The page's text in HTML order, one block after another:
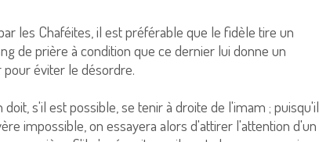
les Chaféites, il est préférable que le fidèle tire un
de prière à condition que ce dernier lui donne un
éviter le désordre.
s'il est possible, se tenir à droite de l'imam ; puisqu'il
impossible, on essayera alors d'attirer l'attention d'un